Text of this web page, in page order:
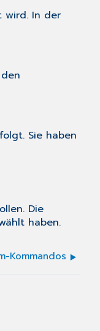
wird. In der
Sie haben
Die
haben.
Kommandos